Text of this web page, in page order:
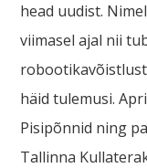
head uudist.
viimasel ajal nii
häid tulemusi.
Pisipõnnid ning
Tallinna